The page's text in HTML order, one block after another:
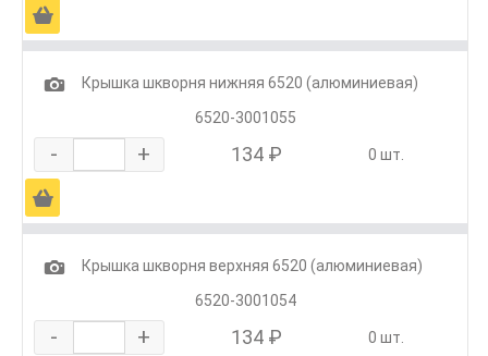
Ä
1
Крышка шкворня нижняя 6520 (алюминиевая)
6520-3001055
- + 134 ₽ 0 шт.
Ä
1
Крышка шкворня верхняя 6520 (алюминиевая)
6520-3001054
- + 134 ₽ 0 шт.